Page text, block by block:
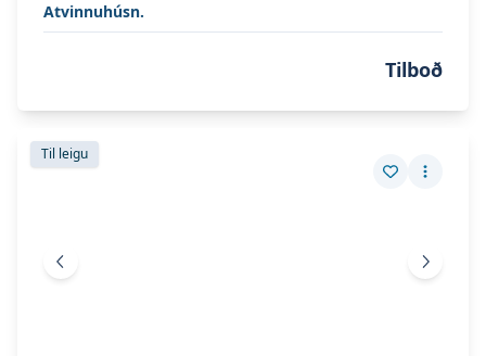
Atvinnuhúsn.
Tilboð
Skoða eignina
Til leigu
Vista eign
Fleiri
Skoða eignina
Fyrri mynd Næsta